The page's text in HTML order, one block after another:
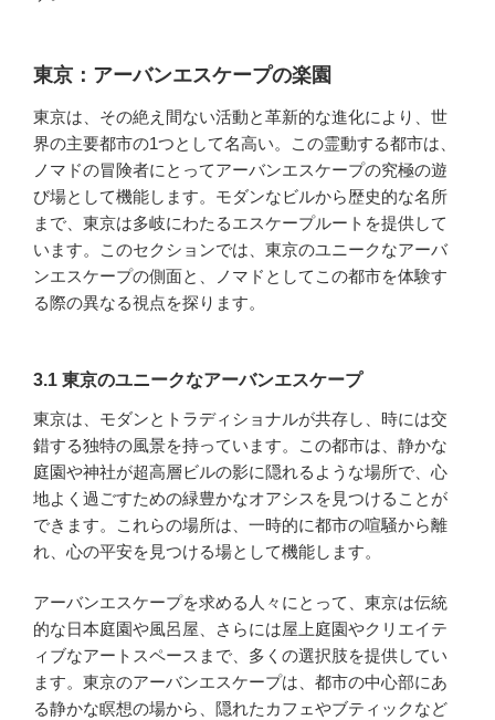
東京：アーバンエスケープの楽園
東京は、その絶え間ない活動と革新的な進化により、世
界の主要都市の1つとして名高い。この霊動する都市は、
ノマドの冒険者にとってアーバンエスケープの究極の遊
び場として機能します。モダンなビルから歴史的な名所
まで、東京は多岐にわたるエスケープルートを提供して
います。このセクションでは、東京のユニークなアーバ
ンエスケープの側面と、ノマドとしてこの都市を体験す
る際の異なる視点を探ります。
3.1 東京のユニークなアーバンエスケープ
東京は、モダンとトラディショナルが共存し、時には交
錯する独特の風景を持っています。この都市は、静かな
庭園や神社が超高層ビルの影に隠れるような場所で、心
地よく過ごすための緑豊かなオアシスを見つけることが
できます。これらの場所は、一時的に都市の喧騒から離
れ、心の平安を見つける場として機能します。
アーバンエスケープを求める人々にとって、東京は伝統
的な日本庭園や風呂屋、さらには屋上庭園やクリエイテ
ィブなアートスペースまで、多くの選択肢を提供してい
ます。東京のアーバンエスケープは、都市の中心部にあ
る静かな瞑想の場から、隠れたカフェやブティックなど